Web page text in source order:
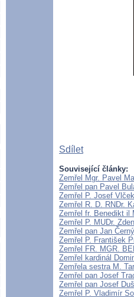
Sdílet
Související články:
Zemřel Mgr. Pavel
Zemřel pan Pavel
Zemřel P. Josef Vlček
Zemřel R. D. RNDr.
Zemřel fr. Benedikt il
Zemřel P. MUDr.
Zemřel pan Jan Černý
Zemřel P. František
Zemřel FR. MGR.
Zemřel kardinál
Zemřela sestra M.
Zemřel pan Josef
Zemřel pan Josef
Zemřel P. Vladimír